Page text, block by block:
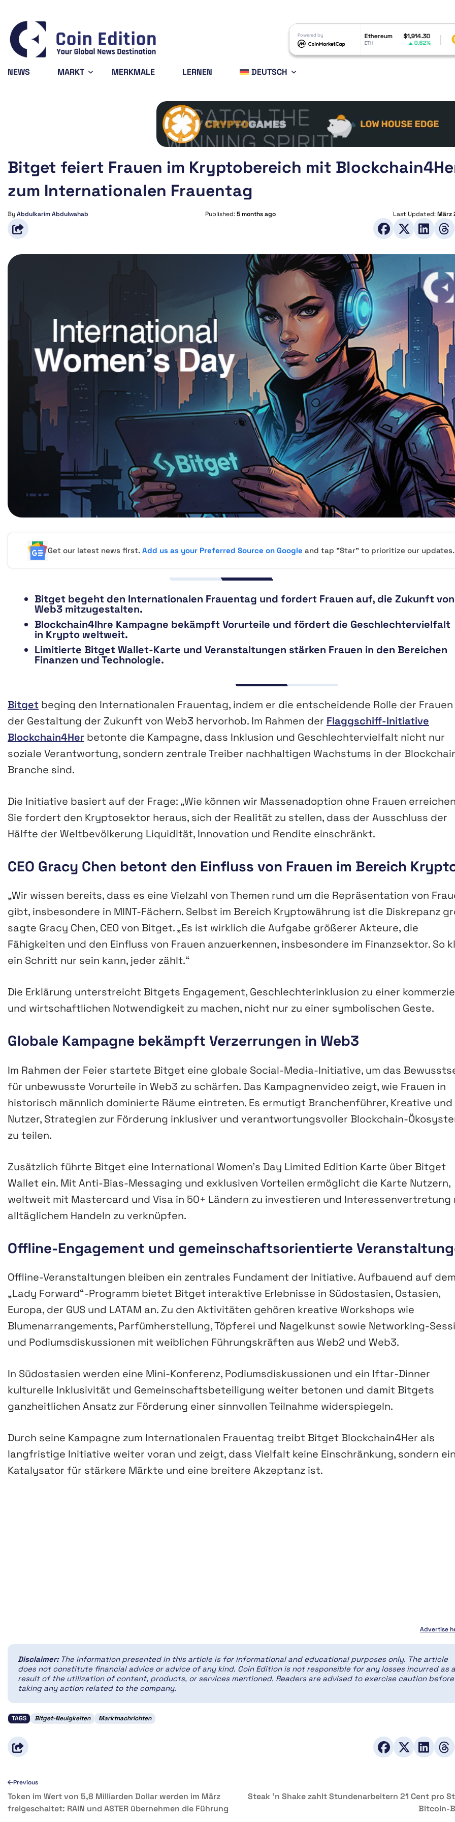
Powered by
Bitcoin $64,890.72
BTC 0.89%
XRP
XRP
Ethereum $1,914.30
ETH 0.62%
BNB
BNB
NEWS MARKT MERKMALE LERNEN DEUTSCH
Bitget feiert Frauen im Kryptobereich mit
zum Internationalen Frauentag
ByAbdulkarim Abdulwahab Published:5 months ago Last Updated:März
Get our latest news first.Add us as your Preferred Source on Google and tap "Star" to prioritize our updates.
Bitget begeht den Internationalen Frauentag und fordert Frauen auf, die Zukunft von
Web3 mitzugestalten.
Blockchain4Ihre Kampagne bekämpft Vorurteile und fördert die Geschlechtervielfalt
in Krypto weltweit.
Limitierte Bitget Wallet-Karte und Veranstaltungen stärken Frauen in den Bereichen
Finanzen und Technologie.
Bitget beging den Internationalen Frauentag, indem er die entscheidende Rolle der
der Gestaltung der Zukunft von Web3 hervorhob. Im Rahmen der Flaggschiff-Initiative
Blockchain4Her betonte die Kampagne, dass Inklusion und Geschlechtervielfalt nicht nur
soziale Verantwortung, sondern zentrale Treiber nachhaltigen Wachstums in der
Branche sind.
Die Initiative basiert auf der Frage: „Wie können wir Massenadoption ohne Frauen
Sie fordert den Kryptosektor heraus, sich der Realität zu stellen, dass der Ausschluss der
Hälfte der Weltbevölkerung Liquidität, Innovation und Rendite einschränkt.
CEO Gracy Chen betont den Einfluss von Frauen im Bereich
„Wir wissen bereits, dass es eine Vielzahl von Themen rund um die Repräsentation von
gibt, insbesondere in MINT-Fächern. Selbst im Bereich Kryptowährung ist die Diskrepanz
sagte Gracy Chen, CEO von Bitget. „Es ist wirklich die Aufgabe größerer Akteure, die
Fähigkeiten und den Einfluss von Frauen anzuerkennen, insbesondere im Finanzsektor. So
ein Schritt nur sein kann, jeder zählt.“
Die Erklärung unterstreicht Bitgets Engagement, Geschlechterinklusion zu einer
und wirtschaftlichen Notwendigkeit zu machen, nicht nur zu einer symbolischen Geste.
Globale Kampagne bekämpft Verzerrungen in Web3
Im Rahmen der Feier startete Bitget eine globale Social-Media-Initiative, um das
für unbewusste Vorurteile in Web3 zu schärfen. Das Kampagnenvideo zeigt, wie Frauen in
historisch männlich dominierte Räume eintreten. Es ermutigt Branchenführer, Kreative und
Nutzer, Strategien zur Förderung inklusiver und verantwortungsvoller Blockchain-
zu teilen.
Zusätzlich führte Bitget eine International Women’s Day Limited Edition Karte über Bitget
Wallet ein. Mit Anti-Bias-Messaging und exklusiven Vorteilen ermöglicht die Karte Nutzern,
weltweit mit Mastercard und Visa in 50+ Ländern zu investieren und Interessenvertretung
alltäglichem Handeln zu verknüpfen.
Offline-Engagement und gemeinschaftsorientierte
Offline-Veranstaltungen bleiben ein zentrales Fundament der Initiative. Aufbauend auf dem
„Lady Forward“-Programm bietet Bitget interaktive Erlebnisse in Südostasien, Ostasien,
Europa, der GUS und LATAM an. Zu den Aktivitäten gehören kreative Workshops wie
Blumenarrangements, Parfümherstellung, Töpferei und Nagelkunst sowie Networking-
und Podiumsdiskussionen mit weiblichen Führungskräften aus Web2 und Web3.
In Südostasien werden eine Mini-Konferenz, Podiumsdiskussionen und ein Iftar-Dinner
kulturelle Inklusivität und Gemeinschaftsbeteiligung weiter betonen und damit Bitgets
ganzheitlichen Ansatz zur Förderung einer sinnvollen Teilnahme widerspiegeln.
Durch seine Kampagne zum Internationalen Frauentag treibt Bitget Blockchain4Her als
langfristige Initiative weiter voran und zeigt, dass Vielfalt keine Einschränkung, sondern ein
Katalysator für stärkere Märkte und eine breitere Akzeptanz ist.
Advertise
Disclaimer: The information presented in this article is for informational and educational purposes only. The article
does not constitute financial advice or advice of any kind. Coin Edition is not responsible for any losses incurred as a
result of the utilization of content, products, or services mentioned. Readers are advised to exercise caution before
taking any action related to the company.
TAGS Bitget-Neuigkeiten Marktnachrichten
Previous
Token im Wert von 5,8 Milliarden Dollar werden im März
freigeschaltet: RAIN und ASTER übernehmen die Führung
Steak ’n Shake zahlt Stundenarbeitern 21 Cent pro
Bitcoin-